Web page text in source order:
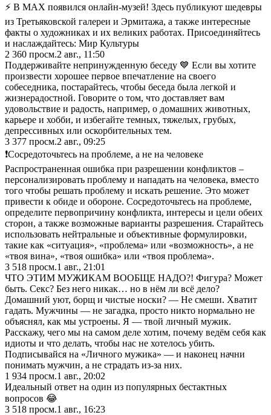
⚡️ В MAX появился онлайн-музей! Здесь публикуют шедевры
из Третьяковской галереи и Эрмитажа, а также интересные
факты о художниках и их великих работах. Присоединяйтесь
и наслаждайтесь: Мир Культуры
2 360 просм.2 авг., 11:50
Поддерживайте непринужденную беседу 💙 Если вы хотите
произвести хорошее первое впечатление на своего
собеседника, постарайтесь, чтобы беседа была легкой и
жизнерадостной. Говорите о том, что доставляет вам
удовольствие и радость, например, о домашних животных,
карьере и хобби, и избегайте темных, тяжелых, грубых,
депрессивных или оскорбительных тем.
3 377 просм.2 авг., 09:25
❗️Сосредоточьтесь на проблеме, а не на человеке
Распространенная ошибка при разрешении конфликтов –
персонализировать проблему и нападать на человека, вместо
того чтобы решать проблему и искать решение. Это может
привести к обиде и обороне. Сосредоточьтесь на проблеме,
определите первопричину конфликта, интересы и цели обеих
сторон, а также возможные варианты разрешения. Старайтесь
использовать нейтральные и объективные формулировки,
такие как «ситуация», «проблема» или «возможность», а не
«твоя вина», «твоя ошибка» или «твоя проблема».
3 518 просм.1 авг., 21:01
ЧТО ЭТИМ МУЖИКАМ ВООБЩЕ НАДО?! Фигура? Может
быть. Секс? Без него никак… но в нём ли всё дело?
Домашний уют, борщ и чистые носки? — Не смеши. Хватит
гадать. Мужчины — не загадка, просто никто нормально не
объяснял, как мы устроены. Я — твой личный мужик.
Расскажу, чего мы на самом деле хотим, почему ведём себя как
идиоты и что делать, чтобы нас не хотелось убить.
Подписывайся на «Личного мужика» — и наконец начни
понимать мужчин, а не страдать из-за них.
1 934 просм.1 авг., 20:02
Идеальный ответ на один из популярных бестактных
вопросов 😂
3 518 просм.1 авг., 16:23